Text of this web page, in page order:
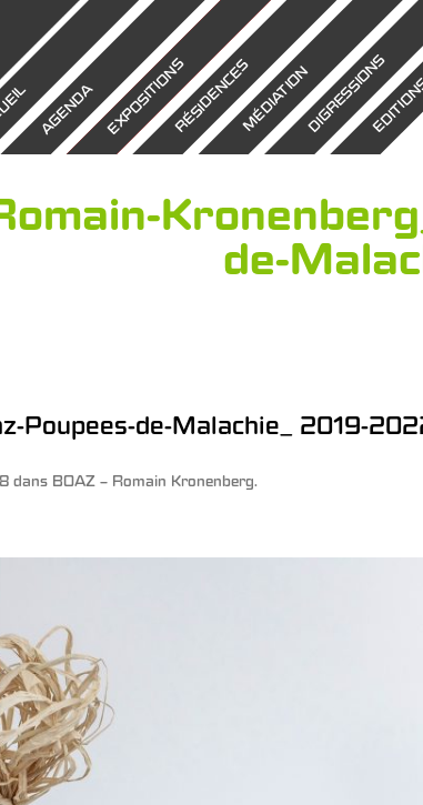
AGENDAEXPOSITIONSRÉSIDENCESMÉDIATIONDIGRESSIONS
de-
Poupees-de-Malachie_ 2019-
dans BOAZ – Romain Kronenberg.